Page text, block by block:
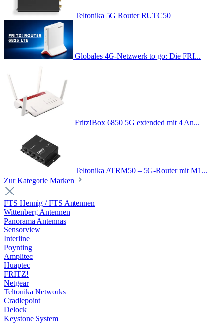
Teltonika 5G Router RUTC50
Globales 4G-Netzwerk to go: Die FRI...
Fritz!Box 6850 5G extended mit 4 An...
Teltonika ATRM50 – 5G-Router mit M1...
Zur Kategorie Marken
FTS Hennig / FTS Antennen
Wittenberg Antennen
Panorama Antennas
Sensorview
Interline
Poynting
Amplitec
Huaptec
FRITZ!
Netgear
Teltonika Networks
Cradlepoint
Delock
Keystone System